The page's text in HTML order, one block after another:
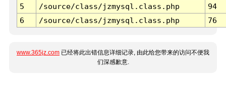
5
/source/class/jzmysql.class.php
94
6
/source/class/jzmysql.class.php 76
www.365jz.com 已经将此出错信息详细记录, 由此给您带来的访问不便我
们深感歉意.